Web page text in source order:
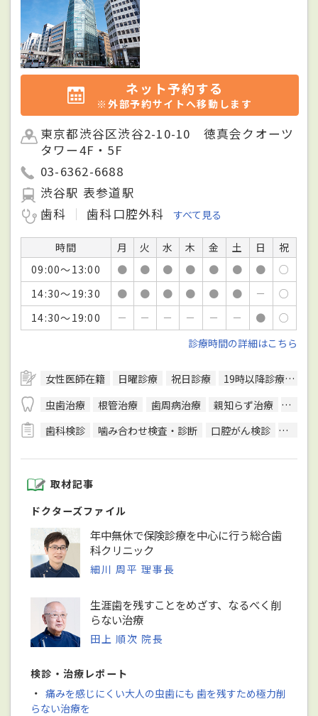
ネット予約する
※外部予約サイトへ移動します
東京都渋谷区渋谷2-10-10 徳真会クオーツ
タワー4F・5F
03-6362-6688
渋谷駅 表参道駅
歯科
歯科口腔外科 すべて見る
時間 月 火 水 木 金 土 日
祝
09:00～13:00
● ● ● ● ● ● ●
○
14:30～19:30
● ● ● ● ● ● －
○
14:30～19:00
－ － － － － － ●
○
診療時間の詳細はこちら
女性医師在籍 日曜診療 祝日診療 19時以降診療可
虫歯治療
根管治療 歯周病治療 親知らず治療
顎関
歯科検診
噛み合わせ検査・診断 口腔がん検診 唾液検
取材記事
ドクターズファイル
年中無休で保険診療を中心に行う総合歯
科クリニック
細川 周平 理事長
生涯歯を残すことをめざす、なるべく削
らない治療
田上 順次 院長
検診・治療レポート
・ 痛みを感じにくい大人の虫歯にも 歯を残すため極力削
らない治療を